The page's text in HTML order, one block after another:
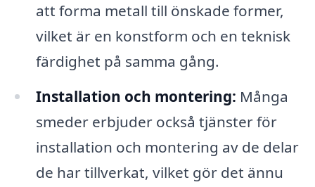
att forma metall till önskade former,
vilket är en konstform och en teknisk
färdighet på samma gång.
Installation och montering: Många
smeder erbjuder också tjänster för
installation och montering av de delar
de har tillverkat, vilket gör det ännu